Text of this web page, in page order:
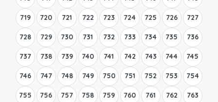
719 720 721 722 723 724 725 726 727
728 729 730 731 732 733 734 735 736
737 738 739 740 741 742 743 744 745
746 747 748 749 750 751 752 753 754
755 756 757 758 759 760 761 762 763